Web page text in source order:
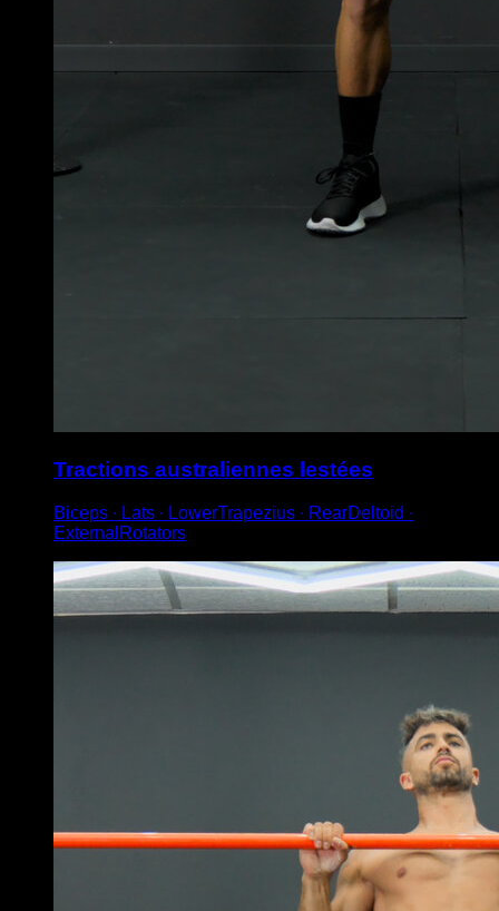
Tractions australiennes lestées
Biceps ∙ Lats ∙ LowerTrapezius ∙ RearDeltoid ∙
ExternalRotators